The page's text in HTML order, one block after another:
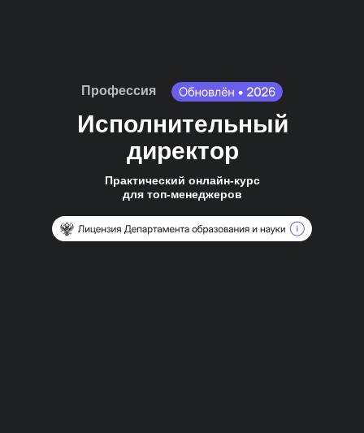
Практический онлайн-курс
для топ-менеджеров
Исполнительный
директор
Профессия